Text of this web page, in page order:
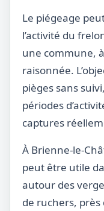
Le piégeage
l’activité du
une commune,
raisonnée.
pièges sans
périodes
captures
À Brienne-le-
peut être utile
autour des
de ruchers, près